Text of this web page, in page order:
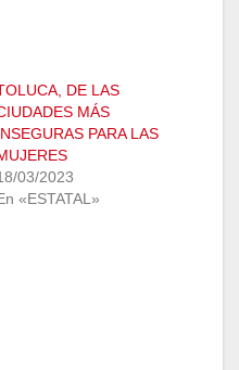
DE LAS
MÁS
PARA LAS
03/2023
«ESTATAL»